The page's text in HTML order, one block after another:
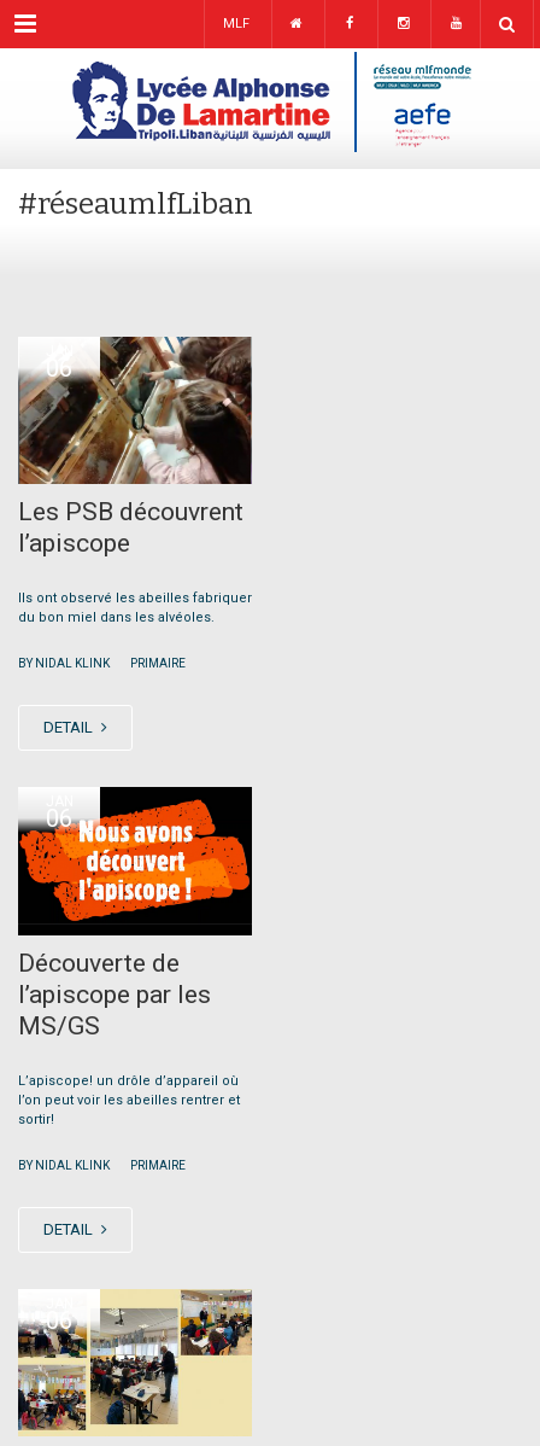
Menu MLF
#réseaumlfLiban
06
Les PSB découvrent
l’apiscope
Ils ont observé les abeilles fabriquer
du bon miel dans les alvéoles.
BY NIDAL KLINK PRIMAIRE
DETAIL
06
Découverte de
l’apiscope par les
MS/GS
L’apiscope! un drôle d’appareil où
l’on peut voir les abeilles rentrer et
sortir!
BY NIDAL KLINK PRIMAIRE
DETAIL
06